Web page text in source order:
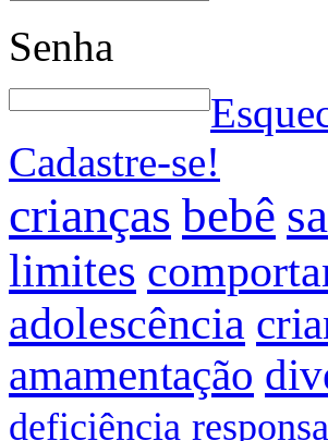
Senha
Cadastre-se!
crianças bebê
limites
adolescência
amamentação
deficiência